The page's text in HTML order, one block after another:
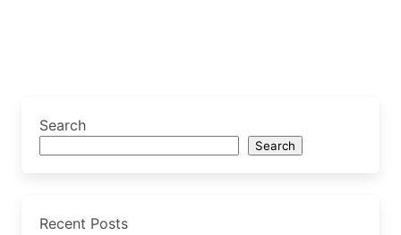
Search
Search
Recent Posts